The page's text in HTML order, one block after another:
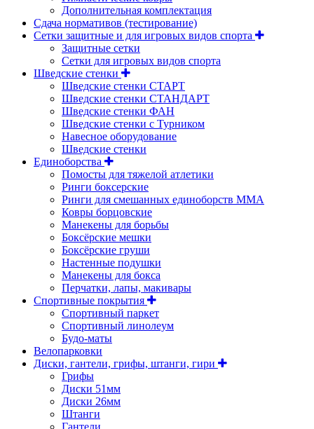
Дополнительная комплектация
Сдача нормативов (тестирование)
Сетки защитные и для игровых видов спорта
Защитные сетки
Сетки для игровых видов спорта
Шведские стенки
Шведские стенки СТАРТ
Шведские стенки СТАНДАРТ
Шведские стенки ФАН
Шведские стенки с Турником
Навесное оборудование
Шведские стенки
Единоборства
Помосты для тяжелой атлетики
Ринги боксерские
Ринги для смешанных единоборств ММА
Ковры борцовские
Манекены для борьбы
Боксёрские мешки
Боксёрские груши
Настенные подушки
Манекены для бокса
Перчатки, лапы, макивары
Спортивные покрытия
Спортивный паркет
Спортивный линолеум
Будо-маты
Велопарковки
Диски, гантели, грифы, штанги, гири
Грифы
Диски 51мм
Диски 26мм
Штанги